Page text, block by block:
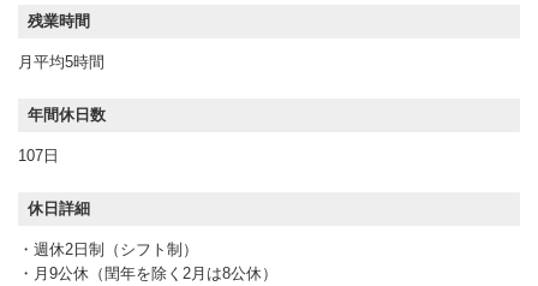
残業時間
月平均5時間
年間休日数
107日
休日詳細
・週休2日制（シフト制）
・月9公休（閏年を除く2月は8公休）